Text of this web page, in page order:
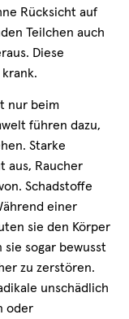
Rücksicht auf
Teilchen auch
Diese
nur beim
führen dazu,
Starke
aus, Raucher
Schadstoffe
einer
sie den Körper
sogar bewusst
zu zerstören.
unschädlich
oder